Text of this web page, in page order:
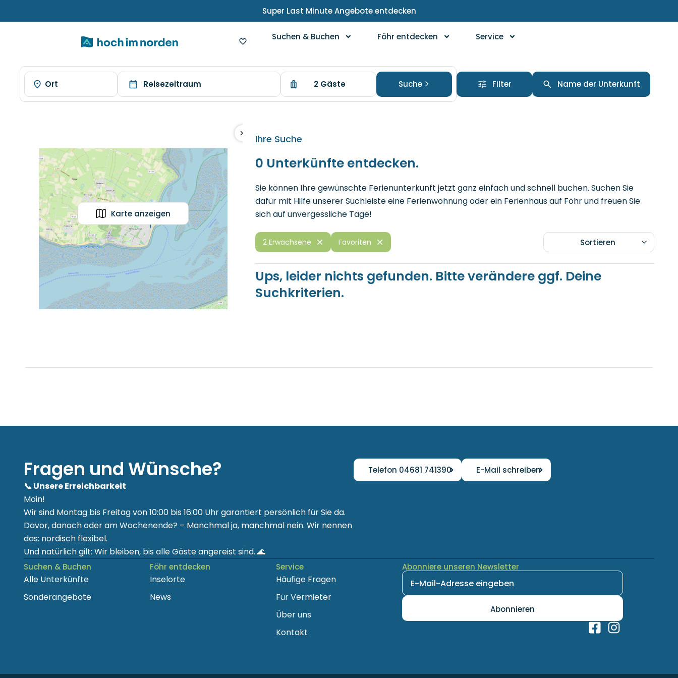
Super Last Minute Angebote entdecken
Suchen & Buchen Föhr entdecken Service
Ort Reisezeitraum 2 Gäste Suche Filter Name der Unterkunft
Ihre Suche
0 Unterkünfte entdecken.
Sie können Ihre gewünschte Ferienunterkunft jetzt ganz einfach und schnell buchen. Suchen Sie
dafür mit Hilfe unserer Suchleiste eine Ferienwohnung oder ein Ferienhaus auf Föhr und freuen Sie
sich auf unvergessliche Tage!
2 Erwachsene Favoriten Sortieren
Ups, leider nichts gefunden. Bitte verändere ggf. Deine
Suchkriterien.
Fragen und Wünsche?
📞 Unsere Erreichbarkeit
Moin!
Wir sind Montag bis Freitag von 10:00 bis 16:00 Uhr garantiert persönlich für Sie da.
Davor, danach oder am Wochenende? – Manchmal ja, manchmal nein. Wir nennen
das: nordisch flexibel.
Und natürlich gilt: Wir bleiben, bis alle Gäste angereist sind. 🌊
Telefon 04681 741390 E-Mail schreiben
Suchen & Buchen
Alle Unterkünfte
Sonderangebote
Föhr entdecken
Inselorte
News
Service
Häufige Fragen
Für Vermieter
Über uns
Kontakt
Abonniere unseren Newsletter